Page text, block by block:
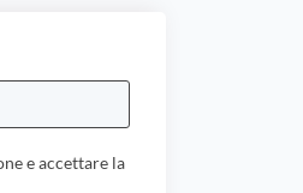
e accettare la